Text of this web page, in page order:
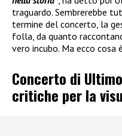
traguardo. Sembrerebbe
termine del concerto, la
folla, da quanto
vero incubo. Ma ecco cosa
Concerto di
critiche per la